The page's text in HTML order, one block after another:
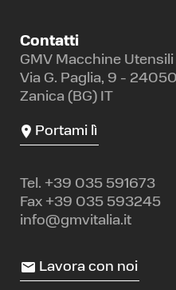
Contatti
GMV Macchine Utensili
Via G. Paglia, 9 - 24050
Zanica (BG) IT
Portami lì
Tel. +39 035 591673
Fax +39 035 593245
info@gmvitalia.it
Lavora con noi